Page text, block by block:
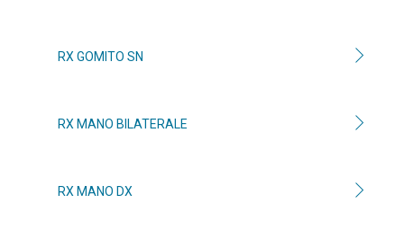
RX GOMITO SN
RX MANO BILATERALE
RX MANO DX